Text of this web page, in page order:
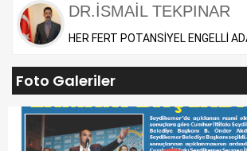
DR.İSMAİL TEKPINAR
HER FERT POTANSİYEL ENGELLİ
Foto Galeriler